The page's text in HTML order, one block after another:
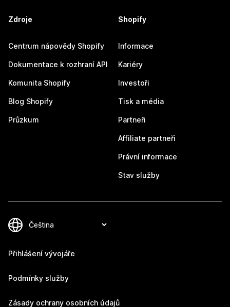
Zdroje
Centrum nápovědy Shopify
Dokumentace k rozhraní API
Komunita Shopify
Blog Shopify
Průzkum
Shopify
Informace
Kariéry
Investoři
Tisk a média
Partneři
Affiliate partneři
Právní informace
Stav služby
Přihlášení vývojáře
Podmínky služby
Zásady ochrany osobních údajů